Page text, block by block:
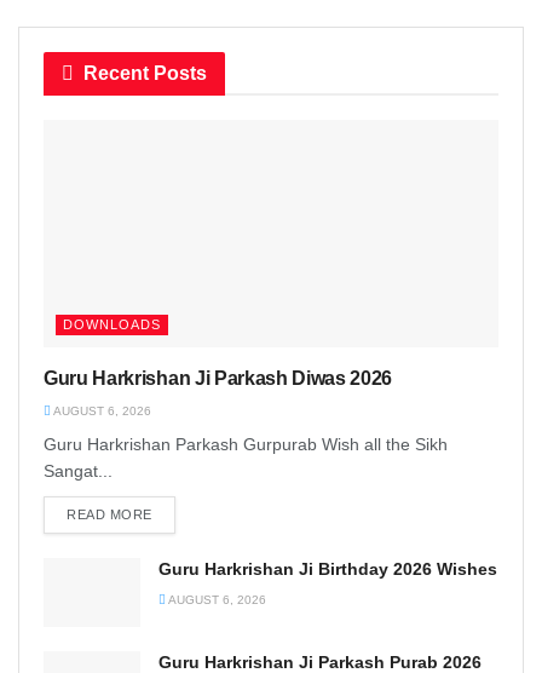
Recent Posts
DOWNLOADS
Guru Harkrishan Ji Parkash Diwas 2026
AUGUST 6, 2026
Guru Harkrishan Parkash Gurpurab Wish all the Sikh
Sangat...
READ MORE
Guru Harkrishan Ji Birthday 2026 Wishes
AUGUST 6, 2026
Guru Harkrishan Ji Parkash Purab 2026